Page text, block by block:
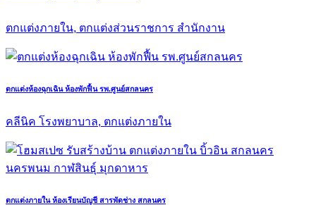
ตกแต่งภายใน, ตกแต่งส่วนราชการ สำนักงาน
ตกแต่งห้องฉุกเฉิน ห้องพักฟื้น รพ.ศูนย์สกลนคร
คลีนิค โรงพยาบาล, ตกแต่งภายใน
ตกแต่งภายใน ห้องเรียนบัญชี สารพัดช่าง สกลนคร